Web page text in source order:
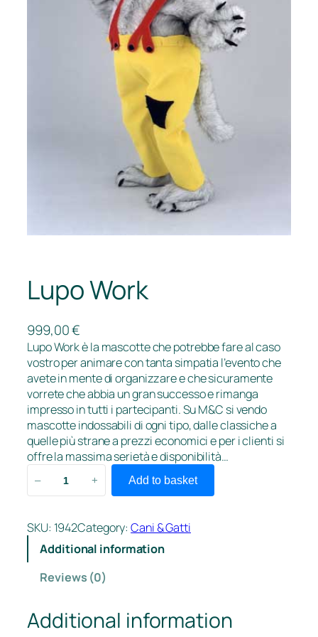
Lupo Work
999,00€
Lupo Work è la mascotte che potrebbe fare al caso
vostro per animare con tanta simpatia l’evento che
avete in mente di organizzare e che sicuramente
vorrete che abbia un gran successo e rimanga
impresso in tutti i partecipanti. Su M&C si vendo
mascotte indossabili di ogni tipo, dalle classiche a
quelle più strane a prezzi economici e per i clienti si
offre la massima serietà e disponibilità…
o
W
q
u
– + Add to basket
SKU: 1942Category:Cani & Gatti
Additional information
Reviews (0)
Additional information